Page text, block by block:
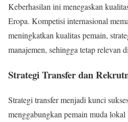
Keberhasilan ini menegaskan
Eropa. Kompetisi internasional
meningkatkan kualitas pemain,
manajemen, sehingga tetap relevan
Strategi Transfer dan
Strategi transfer menjadi kunci
menggabungkan pemain muda lokal